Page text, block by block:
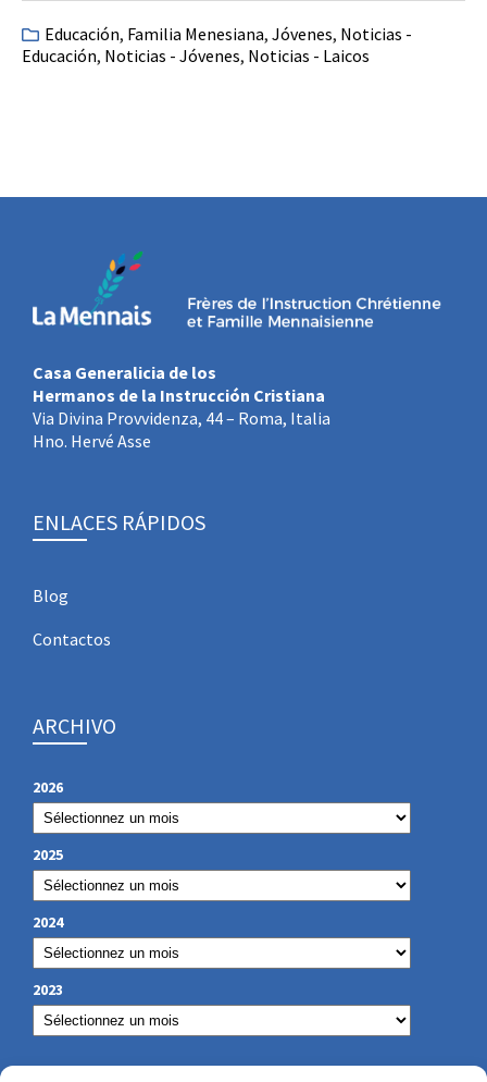
Educación, Familia Menesiana, Jóvenes, Noticias -
Educación, Noticias - Jóvenes, Noticias - Laicos
Casa Generalicia de los
Hermanos de la Instrucción Cristiana
Via Divina Provvidenza, 44 – Roma, Italia
Hno. Hervé Asse
ENLACES RÁPIDOS
Blog
Contactos
ARCHIVO
2026
2025
2024
2023